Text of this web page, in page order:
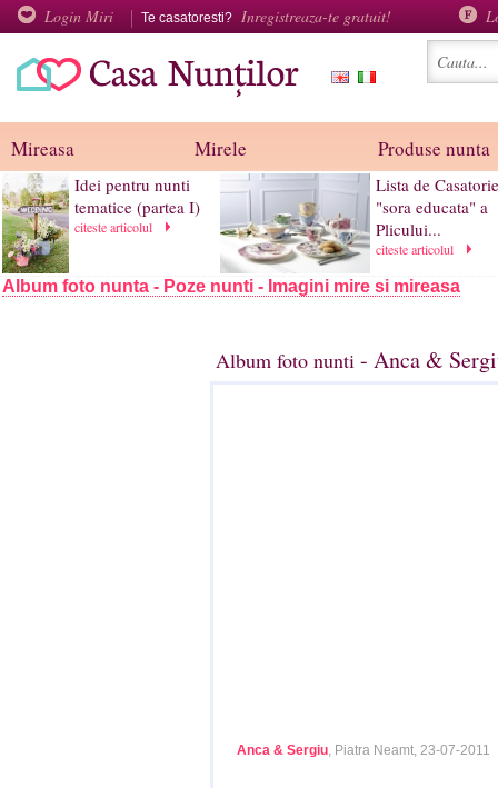
Login Miri Te casatoresti? Inregistreaza-te gratuit!
Mireasa Mirele Produse nunta
Idei pentru nunti
tematice (partea I)
citeste articolul
Lista de
"sora educata" a
Plicului...
citeste articolul
Album foto nunta - Poze nunti - Imagini mire si mireasa
Album foto nunti - Anca &
Anca & Sergiu, Piatra Neamt, 23-07-2011